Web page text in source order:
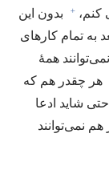
کنم،‏ +
بدون این
به تمام کارهای
همهٔ
هر چقدر هم که
شاید ادعا
نمی‌توانند